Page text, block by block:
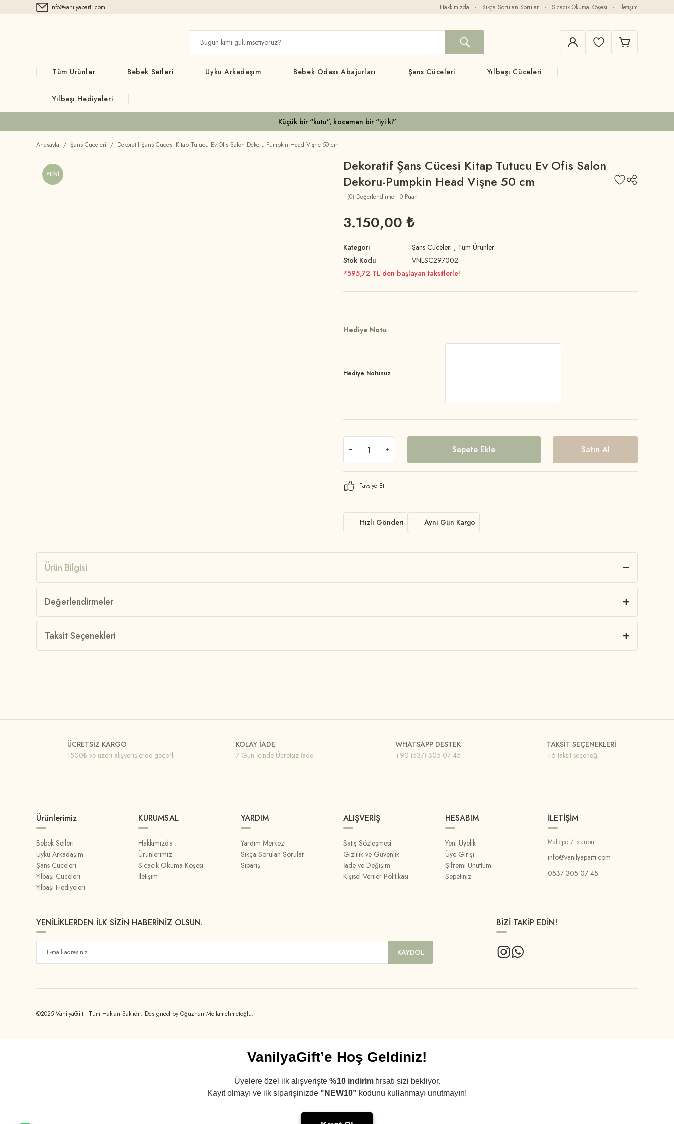
info@vanilyaparti.com Hakkımızda Sıkça Sorulan Sorular Sıcacık Okuma Köşesi İletişim
Tüm Ürünler Bebek Setleri Uyku Arkadaşım Bebek Odası Abajurları Şans Cüceleri Yılbaşı Cüceleri
Yılbaşı Hediyeleri
Küçük bir “kutu”, kocaman bir “iyi ki”
Anasayfa Şans Cüceleri Dekoratif Şans Cücesi Kitap Tutucu Ev Ofis Salon Dekoru-Pumpkin Head Vişne 50 cm
YENİ
Dekoratif Şans Cücesi Kitap Tutucu Ev Ofis Salon
Dekoru-Pumpkin Head Vişne 50 cm
(0) Değerlendirme - 0 Puan
3.150,00 ₺
Kategori Şans Cüceleri , Tüm Ürünler
Stok Kodu
VNLSC297002
*595,72 TL den başlayan taksitlerle!
Hediye Notu
Hediye Notunuz
Sepete Ekle Satın Al
Tavsiye Et
Hızlı Gönderi Aynı Gün Kargo
Ürün Bilgisi
Değerlendirmeler
Taksit Seçenekleri
ÜCRETSİZ KARGO
1500₺ ve üzeri alışverişlerde geçerli
KOLAY İADE
7 Gün İçinde Ücretsiz İade
WHATSAPP DESTEK
+90 (537) 305 07 45
TAKSİT SEÇENEKLERİ
+6 taksit seçeneği
Ürünlerimiz
Bebek Setleri
Uyku Arkadaşım
Şans Cüceleri
Yılbaşı Cüceleri
Yılbaşı Hediyeleri
KURUMSAL
Hakkımızda
Ürünlerimiz
Sıcacık Okuma Köşesi
İletişim
YARDIM
Yardım Merkezi
Sıkça Sorulan Sorular
Sipariş
ALIŞVERİŞ
Satış Sözleşmesi
Gizlilik ve Güvenlik
İade ve Değişim
Kişisel Veriler Politikası
HESABIM
Yeni Üyelik
Üye Girişi
Şifremi Unuttum
Sepetiniz
İLETİŞİM
Maltepe / İstanbul
info@vanilyaparti.com
0537 305 07 45
YENİLİKLERDEN İLK SİZİN HABERİNİZ OLSUN.
KAYDOL
BİZİ TAKİP EDİN!
©2025 VanilyaGift - Tüm Hakları Saklıdır. Designed by Oğuzhan Mollamehmetoğlu.
VanilyaGift’e Hoş Geldiniz!
Üyelere özel ilk alışverişte %10 indirimfırsatı sizi bekliyor.
Kayıt olmayı ve ilk siparişinizde "NEW10” kodunu kullanmayı unutmayın!